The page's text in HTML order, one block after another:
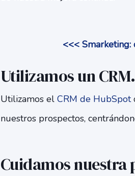
<<< Smarketing:
Utilizamos un CRM.
Utilizamos el CRM de HubSpot
nuestros prospectos,
Cuidamos